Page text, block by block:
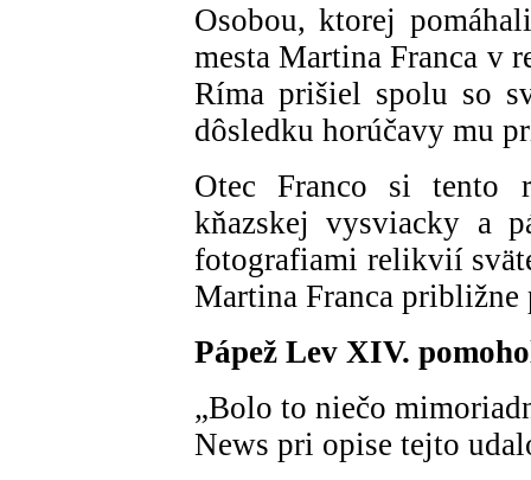
Osobou, ktorej
mesta Martina Franca v
Ríma prišiel spolu so
dôsledku horúčavy mu
Otec Franco si tento
kňazskej vysviacky a
fotografiami relikvií
Martina Franca
Pápež Lev XIV.
„Bolo to niečo
News pri opise tejto